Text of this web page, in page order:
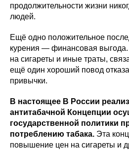
продолжительности жизни
людей.
Ещё одно положительное
курения — финансовая
на сигареты и иные траты,
ещё один хороший повод
привычки.
В настоящее В России
антитабачной Концепции
государственной политики
потреблению табака. Эта
повышение цен на сигареты и